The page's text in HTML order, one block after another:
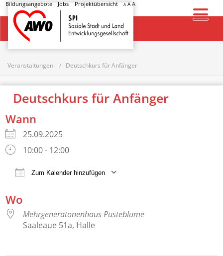
Bildungsangebote Jobs Projektübersicht A AA
Startseite
Veranstaltungen Deutschkurs für Anfänger
Deutschkurs für Anfänger
Wann
25.09.2025
10:00 - 12:00
Zum Kalender hinzufügen
Wo
Mehrgeneratonenhaus Pusteblume
Saaleaue 51a, Halle